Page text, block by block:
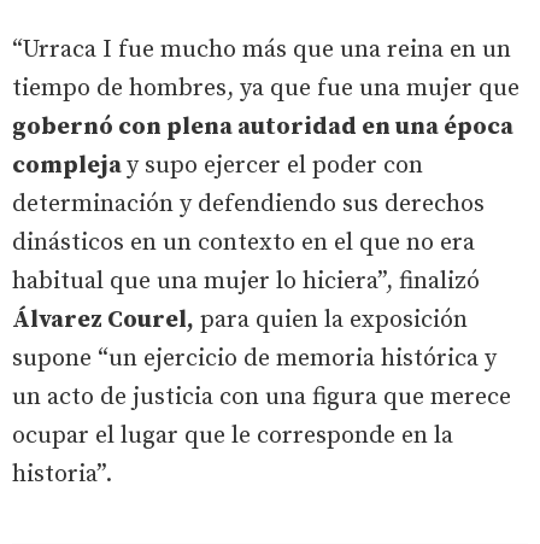
“Urraca I fue mucho más que una reina en un
tiempo de hombres, ya que fue una mujer que
gobernó con plena autoridad en una época
complejay supo ejercer el poder con
determinación y defendiendo sus derechos
dinásticos en un contexto en el que no era
habitual que una mujer lo hiciera”, finalizó
Álvarez Courel, para quien la exposición
supone “un ejercicio de memoria histórica y
un acto de justicia con una figura que merece
ocupar el lugar que le corresponde en la
historia”.